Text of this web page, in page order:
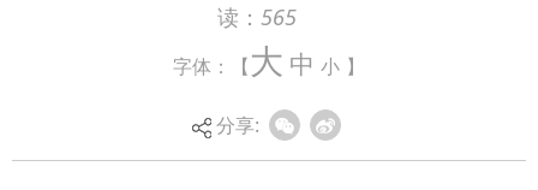
读： 565
字体：【大 中 小 】
分享:
国务院关税税则委员会发布公告，自2026年5
月1日至2028年4月30日，对同中国建交的20个不属
于最不发达国家的非洲国家以特惠税率形式实施零
关税；其中关税配额产品仅将配额内关税税率降为